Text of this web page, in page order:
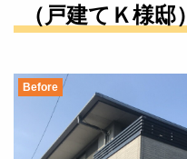
（戸建てＫ様邸）
Before